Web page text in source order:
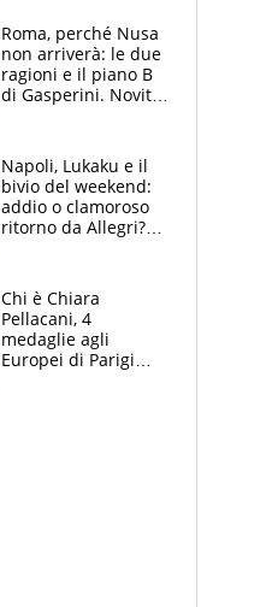
da Aragon
Roma, perché Nusa
non arriverà: le due
ragioni e il piano B
di Gasperini. Novità
Napoli, Lukaku e il
bivio del weekend:
addio o clamoroso
ritorno da Allegri?
Chi è Chiara
Pellacani, 4
medaglie agli
Europei di Parigi